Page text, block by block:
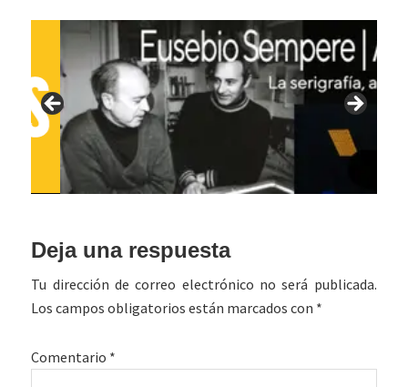
Interacciones
con
los
Deja una respuesta
Tu dirección de correo electrónico no será publicada.
Los campos obligatorios están marcados con *
Comentario *